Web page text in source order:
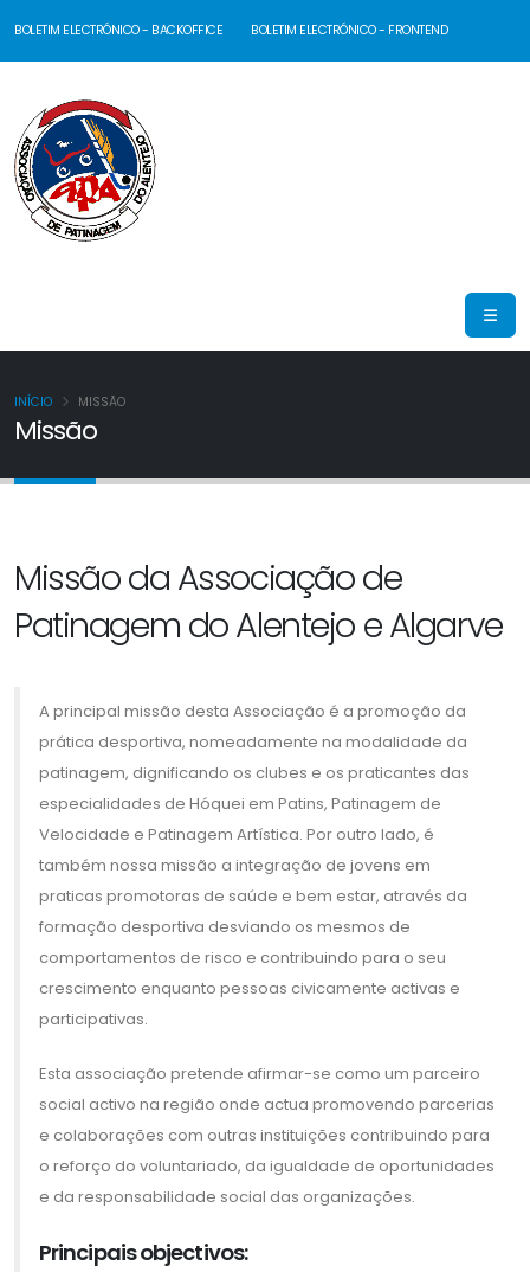
BOLETIM ELECTRÓNICO - BACKOFFICE BOLETIM ELECTRÓNICO - FRONTEND
Missão
INÍCIO MISSÃO
Missão da Associação de
Patinagem do Alentejo e Algarve
A principal missão desta Associação é a promoção da
prática desportiva, nomeadamente na modalidade da
patinagem, dignificando os clubes e os praticantes das
especialidades de Hóquei em Patins, Patinagem de
Velocidade e Patinagem Artística. Por outro lado, é
também nossa missão a integração de jovens em
praticas promotoras de saúde e bem estar, através da
formação desportiva desviando os mesmos de
comportamentos de risco e contribuindo para o seu
crescimento enquanto pessoas civicamente activas e
participativas.
Esta associação pretende afirmar-se como um parceiro
social activo na região onde actua promovendo parcerias
e colaborações com outras instituições contribuindo para
o reforço do voluntariado, da igualdade de oportunidades
e da responsabilidade social das organizações.
Principais objectivos: